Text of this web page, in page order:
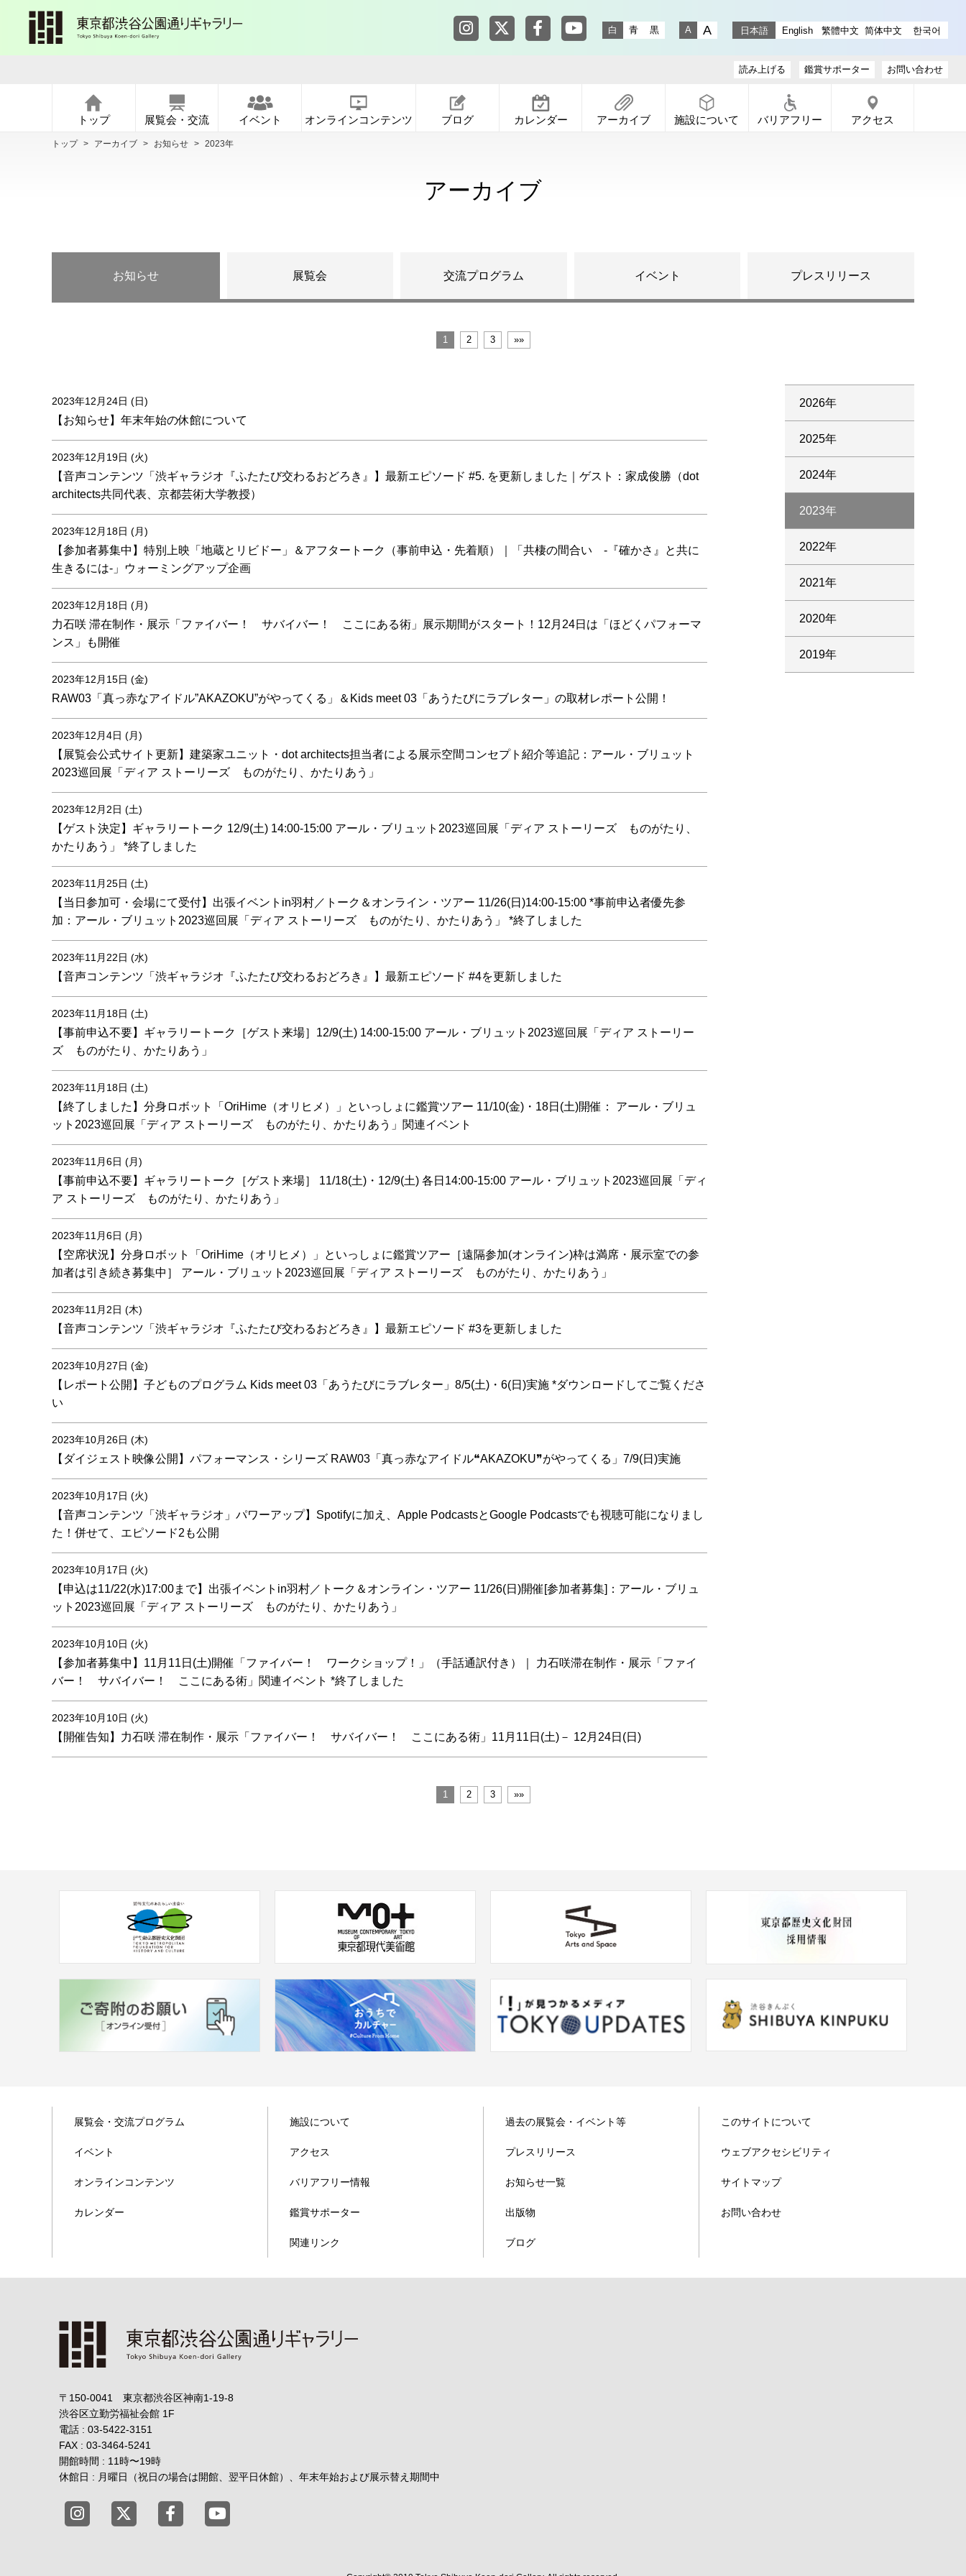
東京都渋谷公園通りギャラリー instagram
東京都渋谷公園通りギャラリー X
東京都渋谷公園通りギャラリー Facebook
東京都渋谷公園通りギャラリー YouTube
白 青
黒
日本語 English 繁體中文 简体中文 한국어
鑑賞サポーター お問い合わせ
トップ 展覧会・交流 イベント オンラインコンテンツ ブログ カレンダー アーカイブ 施設について バリアフリー アクセス
読み上げる
トップ > アーカイブ > お知らせ > 2023年
アーカイブ
お知らせ 展覧会 交流プログラム イベント プレスリリース
1 2 3 »»
2026年
2025年
2024年
2023年
2022年
2021年
2020年
2019年
2023年12月24日 (日)
【お知らせ】年末年始の休館について
2023年12月19日 (火)
【音声コンテンツ「渋ギャラジオ『ふたたび交わるおどろき』】最新エピソード #5. を更新しました｜ゲスト：家成俊勝（dot
architects共同代表、京都芸術大学教授）
2023年12月18日 (月)
【参加者募集中】特別上映「地蔵とリビドー」＆アフタートーク（事前申込・先着順）｜「共棲の間合い -『確かさ』と共に
生きるには-」ウォーミングアップ企画
2023年12月18日 (月)
力石咲 滞在制作・展示「ファイバー！ サバイバー！ ここにある術」展示期間がスタート！12月24日は「ほどくパフォーマ
ンス」も開催
2023年12月15日 (金)
RAW03「真っ赤なアイドル”AKAZOKU”がやってくる」＆Kids meet 03「あうたびにラブレター」の取材レポート公開！
2023年12月4日 (月)
【展覧会公式サイト更新】建築家ユニット・dot architects担当者による展示空間コンセプト紹介等追記：アール・ブリュット
2023巡回展「ディア ストーリーズ ものがたり、かたりあう」
2023年12月2日 (土)
【ゲスト決定】ギャラリートーク 12/9(土) 14:00-15:00 アール・ブリュット2023巡回展「ディア ストーリーズ ものがたり、
かたりあう」 *終了しました
2023年11月25日 (土)
【当日参加可・会場にて受付】出張イベントin羽村／トーク＆オンライン・ツアー 11/26(日)14:00-15:00 *事前申込者優先参
加：アール・ブリュット2023巡回展「ディア ストーリーズ ものがたり、かたりあう」 *終了しました
2023年11月22日 (水)
【音声コンテンツ「渋ギャラジオ『ふたたび交わるおどろき』】最新エピソード #4を更新しました
2023年11月18日 (土)
【事前申込不要】ギャラリートーク［ゲスト来場］12/9(土) 14:00-15:00 アール・ブリュット2023巡回展「ディア ストーリー
ズ ものがたり、かたりあう」
2023年11月18日 (土)
【終了しました】分身ロボット「OriHime（オリヒメ）」といっしょに鑑賞ツアー 11/10(金)・18日(土)開催： アール・ブリュ
ット2023巡回展「ディア ストーリーズ ものがたり、かたりあう」関連イベント
2023年11月6日 (月)
【事前申込不要】ギャラリートーク［ゲスト来場］ 11/18(土)・12/9(土) 各日14:00-15:00 アール・ブリュット2023巡回展「ディ
ア ストーリーズ ものがたり、かたりあう」
2023年11月6日 (月)
【空席状況】分身ロボット「OriHime（オリヒメ）」といっしょに鑑賞ツアー［遠隔参加(オンライン)枠は満席・展示室での参
加者は引き続き募集中］ アール・ブリュット2023巡回展「ディア ストーリーズ ものがたり、かたりあう」
2023年11月2日 (木)
【音声コンテンツ「渋ギャラジオ『ふたたび交わるおどろき』】最新エピソード #3を更新しました
2023年10月27日 (金)
【レポート公開】子どものプログラム Kids meet 03「あうたびにラブレター」8/5(土)・6(日)実施 *ダウンロードしてご覧くださ
い
2023年10月26日 (木)
【ダイジェスト映像公開】パフォーマンス・シリーズ RAW03「真っ赤なアイドル❝AKAZOKU❞がやってくる」7/9(日)実施
2023年10月17日 (火)
【音声コンテンツ「渋ギャラジオ」パワーアップ】Spotifyに加え、Apple PodcastsとGoogle Podcastsでも視聴可能になりまし
た！併せて、エピソード2も公開
2023年10月17日 (火)
【申込は11/22(水)17:00まで】出張イベントin羽村／トーク＆オンライン・ツアー 11/26(日)開催[参加者募集]：アール・ブリュ
ット2023巡回展「ディア ストーリーズ ものがたり、かたりあう」
2023年10月10日 (火)
【参加者募集中】11月11日(土)開催「ファイバー！ ワークショップ！」（手話通訳付き）｜ 力石咲滞在制作・展示「ファイ
バー！ サバイバー！ ここにある術」関連イベント *終了しました
2023年10月10日 (火)
【開催告知】力石咲 滞在制作・展示「ファイバー！ サバイバー！ ここにある術」11月11日(土)－ 12月24日(日)
1 2 3 »»
展覧会・交流プログラム
イベント
オンラインコンテンツ
カレンダー
施設について
アクセス
バリアフリー情報
鑑賞サポーター
関連リンク
過去の展覧会・イベント等
プレスリリース
お知らせ一覧
出版物
ブログ
このサイトについて
ウェブアクセシビリティ
サイトマップ
お問い合わせ
〒150-0041 東京都渋谷区神南1-19-8
渋谷区立勤労福祉会館 1F
電話 : 03-5422-3151
FAX : 03-3464-5241
開館時間 : 11時〜19時
休館日 : 月曜日（祝日の場合は開館、翌平日休館）、年末年始および展示替え期間中
東京都渋谷公園通りギャラリー X
東京都渋谷公園通りギャラリー Facebook
東京都渋谷公園通りギャラリー YouTube